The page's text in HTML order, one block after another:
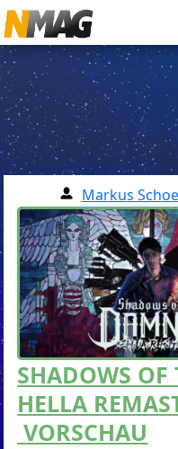
Markus
SHADOWS
HELLA
VORSCHAU